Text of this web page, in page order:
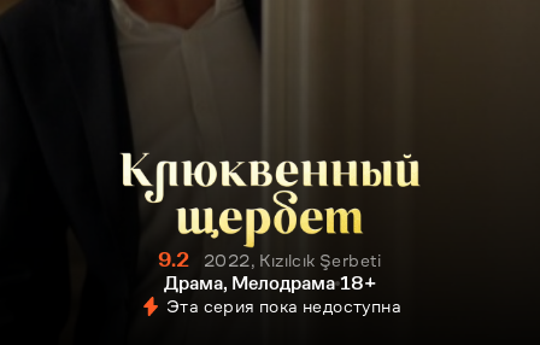
9.2
2022, Kızılcık Şerbeti
Драма, Мелодрама 18+
Эта серия пока недоступна